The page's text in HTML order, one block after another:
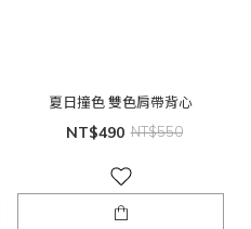
夏日撞色 雙色肩帶背心
NT$490 NT$550